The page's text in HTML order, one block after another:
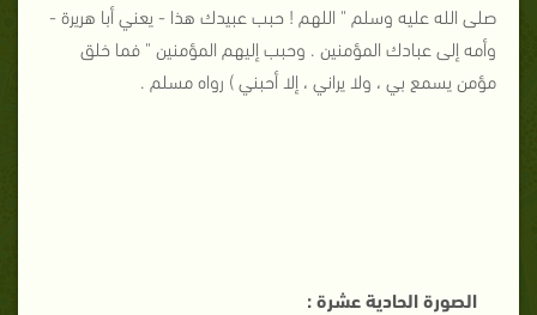
صلى الله عليه وسلم " اللهم ! حبب عبيدك هذا - يعني أبا هريرة -
وأمه إلى عبادك المؤمنين . وحبب إليهم المؤمنين " فما خلق
مؤمن يسمع بي ، ولا يراني ، إلا أحبني ) رواه مسلم .
الصورة الحادية عشرة :